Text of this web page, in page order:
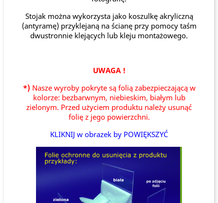
Stojak można wykorzysta jako koszulkę akryliczną
(antyramę) przyklejaną na ścianę przy pomocy taśm
dwustronnie klejących lub kleju montażowego.
UWAGA !
*) Nasze wyroby pokryte są folią zabezpieczającą w
kolorze: bezbarwnym, niebieskim, białym lub
zielonym. Przed użyciem produktu należy usunąć
folię z jego powierzchni.
KLIKNIJ w obrazek by POWIĘKSZYĆ